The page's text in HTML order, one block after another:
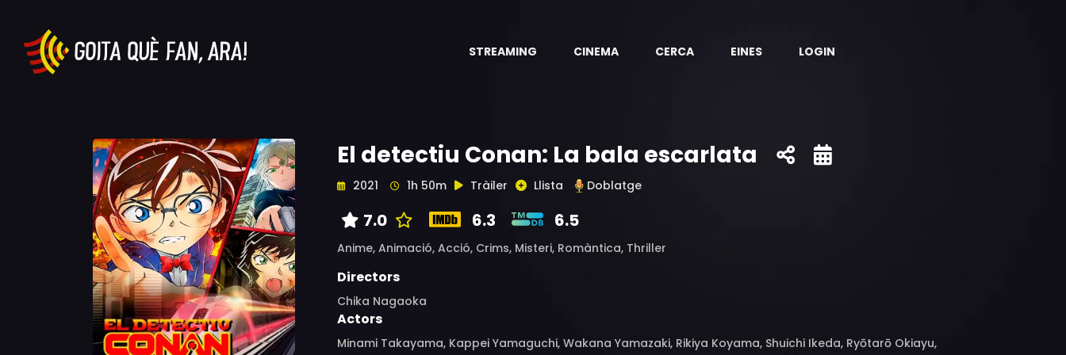
STREAMING CINEMA CERCA EINES LOGIN
El detectiu Conan: La bala escarlata
2021 1h 50m Tràiler Llista Doblatge
7.0 6.3 6.5
Anime, Animació, Acció, Crims, Misteri, Romàntica, Thriller
Directors
Chika Nagaoka
Actors
Minami Takayama, Kappei Yamaguchi, Wakana Yamazaki, Rikiya Koyama, Shuichi Ikeda, Ryōtarō Okiayu,